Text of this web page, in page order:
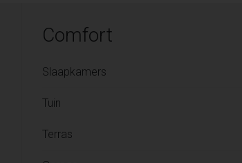
Comfort
Slaapkamers
Tuin
Terras